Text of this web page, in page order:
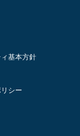
基本方針
シー